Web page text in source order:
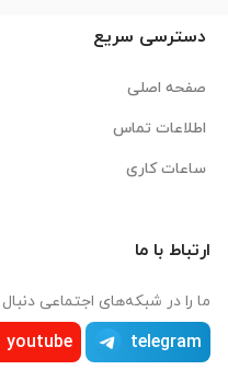
دسترسی سریع
صفحه اصلی
اطلاعات تماس
ساعات کاری
ارتباط با ما
ما را در شبکه‌های اجتماعی
telegram
youtube